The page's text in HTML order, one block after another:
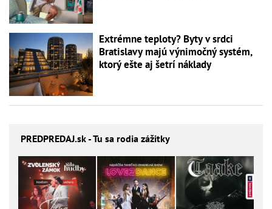
Extrémne teploty? Byty v srdci
Bratislavy majú výnimočný systém,
ktorý ešte aj šetrí náklady
PREDPREDAJ.sk - Tu sa rodia zážitky